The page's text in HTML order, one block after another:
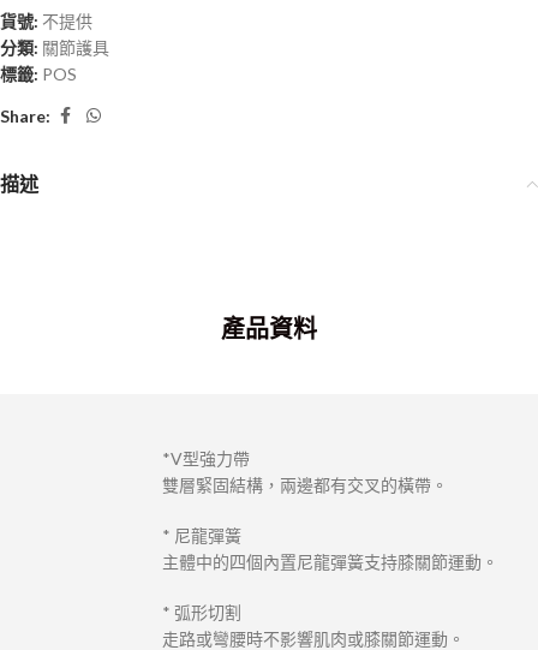
貨號: 不提供
分類: 關節護具
標籤: POS
Share:
描述
產品資料
*V型強力帶
雙層緊固結構，兩邊都有交叉的橫帶。
* 尼龍彈簧
主體中的四個內置尼龍彈簧支持膝關節運動。
* 弧形切割
走路或彎腰時不影響肌肉或膝關節運動。